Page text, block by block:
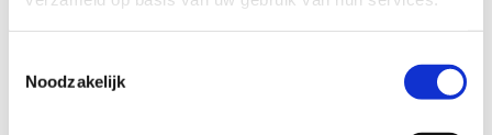
Noodzakelijk
Europese week van de sport